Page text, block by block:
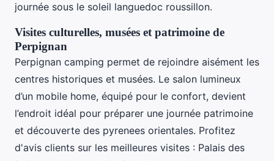
journée sous le soleil languedoc roussillon.
Visites culturelles, musées et patrimoine de
Perpignan
Perpignan camping permet de rejoindre aisément les
centres historiques et musées. Le salon lumineux
d’un mobile home, équipé pour le confort, devient
l’endroit idéal pour préparer une journée patrimoine
et découverte des pyrenees orientales. Profitez
d'avis clients sur les meilleures visites : Palais des